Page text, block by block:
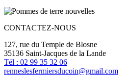
CONTACTEZ-NOUS
127, rue du Temple de Blosne
35136 Saint-Jacques de la Lande
Tél : 02 99 35 32 06
renneslesfermiersducoin@gmail.com